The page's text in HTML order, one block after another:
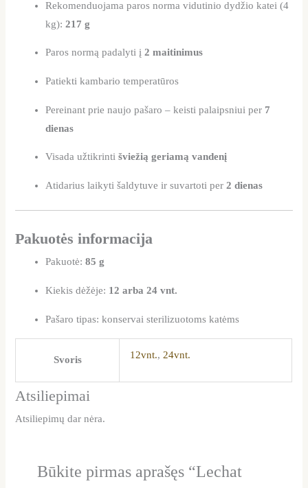
Rekomenduojama paros norma vidutinio dydžio katei (4
kg):217 g
Paros normą padalyti į2 maitinimus
Patiekti kambario temperatūros
Pereinant prie naujo pašaro – keisti palaipsniui per 7
dienas
Visada užtikrintišviežią geriamą vandenį
Atidarius laikyti šaldytuve ir suvartoti per2 dienas
Pakuotės informacija
Pakuotė:85 g
Kiekis dėžėje: 12 arba 24 vnt.
Pašaro tipas: konservai sterilizuotoms katėms
Svoris 12vnt., 24vnt.
Atsiliepimai
Atsiliepimų dar nėra.
Būkite pirmas aprašęs “Lechat